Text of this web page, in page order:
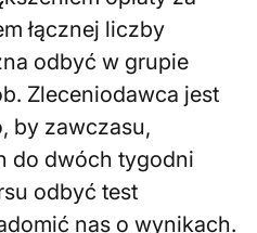
łącznej liczby
odbyć w grupie
Zleceniodawca jest
by zawczasu,
do dwóch tygodni
odbyć test
nas o wynikach.